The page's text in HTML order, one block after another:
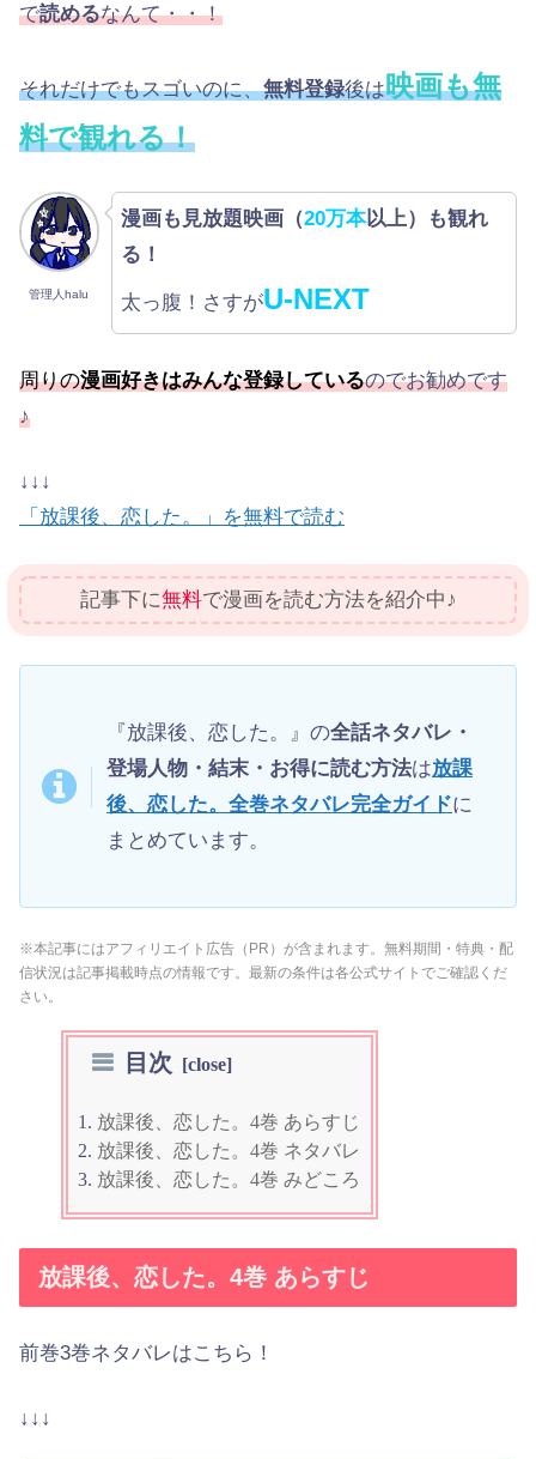
で読めるなんて・・！
それだけでもスゴいのに、無料登録後は映画も無
料で観れる！
管理人halu
漫画も見放題映画（20万本以上）も観れ
る！
太っ腹！さすがU-NEXT
周りの漫画好きはみんな登録しているのでお勧めです
♪
↓↓↓
「放課後、恋した。」を無料で読む
記事下に無料で漫画を読む方法を紹介中♪
『放課後、恋した。』の全話ネタバレ・
登場人物・結末・お得に読む方法は放課
後、恋した。全巻ネタバレ完全ガイドに
まとめています。
※本記事にはアフィリエイト広告（PR）が含まれます。無料期間・特典・配
信状況は記事掲載時点の情報です。最新の条件は各公式サイトでご確認くだ
さい。
目次
放課後、恋した。4巻 あらすじ
放課後、恋した。4巻 ネタバレ
放課後、恋した。4巻 みどころ
放課後、恋した。4巻 あらすじ
前巻3巻ネタバレはこちら！
↓↓↓